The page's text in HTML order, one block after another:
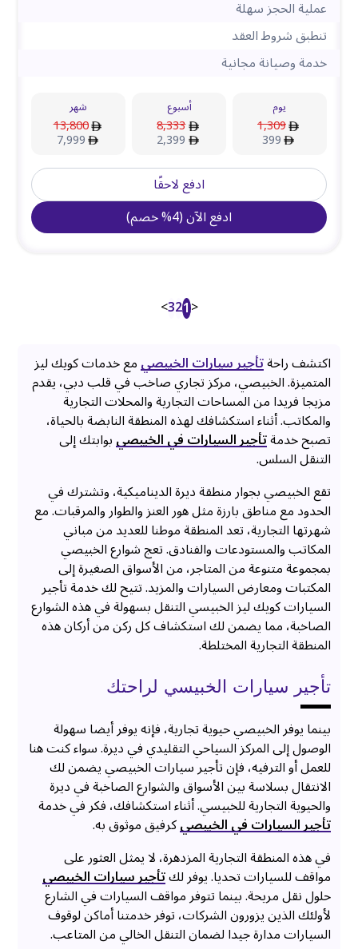
عملية الحجز سهلة
تنطبق شروط العقد
خدمة وصيانة مجانية
يوم
1,309
399
أسبوع
8,333
2,399
شهر
13,800
7,999
ادفع لاحقًا
ادفع الآن(
4
%خصم)
<
1
2
3
>
اكتشف راحةتأجير سيارات الخبيصيمع خدمات كويك ليز
المتميزة. الخبيصي، مركز تجاري صاخب في قلب دبي، يقدم
مزيجا فريدا من المساحات التجارية والمحلات التجارية
والمكاتب. أثناء استكشافك لهذه المنطقة النابضة بالحياة،
تصبح خدمةتأجير السيارات في الخبيصيبوابتك إلى
التنقل السلس.
تقع الخبيصي بجوار منطقة ديرة الديناميكية، وتشترك في
الحدود مع مناطق بارزة مثل هور العنز والطوار والمرقبات. مع
شهرتها التجارية، تعد المنطقة موطنا للعديد من مباني
المكاتب والمستودعات والفنادق. تعج شوارع الخبيصي
بمجموعة متنوعة من المتاجر، من الأسواق الصغيرة إلى
المكتبات ومعارض السيارات والمزيد. تتيح لك خدمة تأجير
السيارات كويك ليز الخبيسي التنقل بسهولة في هذه الشوارع
الصاخبة، مما يضمن لك استكشاف كل ركن من أركان هذه
المنطقة التجارية المختلطة.
تأجير سيارات الخبيسي لراحتك
بينما يوفر الخبيصي حيوية تجارية، فإنه يوفر أيضا سهولة
الوصول إلى المركز السياحي التقليدي في ديرة. سواء كنت هنا
للعمل أو الترفيه، فإن تأجير سيارات الخبيصي يضمن لك
الانتقال بسلاسة بين الأسواق والشوارع الصاخبة في ديرة
والحيوية التجارية للخبيسي. أثناء استكشافك، فكر في خدمة
تأجير السيارات في الخبيصيكرفيق موثوق به.
في هذه المنطقة التجارية المزدهرة، لا يمثل العثور على
مواقف للسيارات تحديا. يوفر لكتأجير سيارات الخبيصي
حلول نقل مريحة. بينما تتوفر مواقف السيارات في الشارع
لأولئك الذين يزورون الشركات، توفر خدمتنا أماكن لوقوف
السيارات مدارة جيدا لضمان التنقل الخالي من المتاعب.